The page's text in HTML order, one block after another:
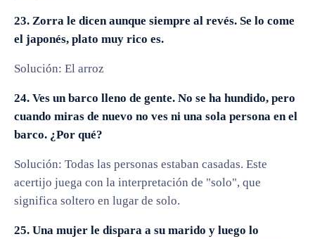
23. Zorra le dicen aunque siempre al revés. Se lo come
el japonés, plato muy rico es.
Solución: El arroz
24. Ves un barco lleno de gente. No se ha hundido, pero
cuando miras de nuevo no ves ni una sola persona en el
barco. ¿Por qué?
Solución: Todas las personas estaban casadas. Este
acertijo juega con la interpretación de "solo", que
significa soltero en lugar de solo.
25. Una mujer le dispara a su marido y luego lo